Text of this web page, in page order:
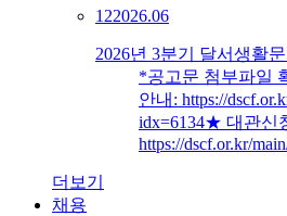
122026.06
2026년 3분기 달서생활
*공고문 첨부파일
안내: https://
idx=6134★ 대관신
https://dscf.or.kr/
더보기
채용